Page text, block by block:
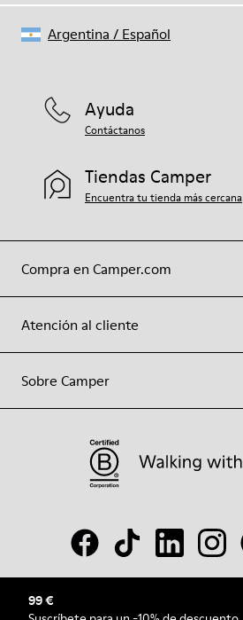
99 €
Compra en Camper.com
Atención al cliente
Sobre Camper
Ayuda
Contáctanos
Tiendas Camper
Encuentra tu tienda más cercana
© Camper, 2026
Argentina / Español